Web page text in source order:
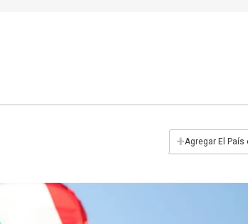
+Agregar El País